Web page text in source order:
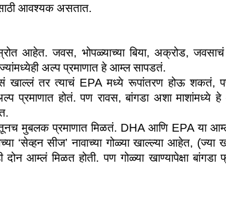
आवश्यक असतात.
आहेत. जवस, भोपळ्याच्या बिया, अक्रोड,
अल्प प्रमाणात हे आम्ल सापडतं.
खाल्लं तर त्याचं EPA मध्ये रूपांतरण होऊ शकतं,
प्रमाणात होतं. पण रावस, बांगडा अशा माशांमध्ये
मुबलक प्रमाणात मिळतं. DHA आणि EPA या
‘सेव्हन सीज’ नावाच्या गोळ्या खाल्ल्या आहेत, (ज्या
आम्लं मिळत होती. पण गोळ्या खाण्यापेक्षा बांगडा